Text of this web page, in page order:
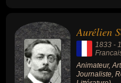
nombreuses
télévision.
sont
l'affaire
janvier 1898,
l'article
Aurélien
1833 -
Animateur,
Journaliste,